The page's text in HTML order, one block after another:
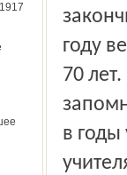
году
70
в годы